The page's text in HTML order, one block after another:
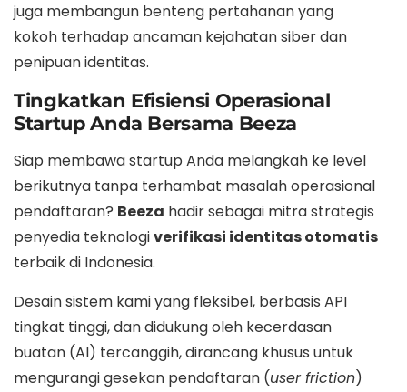
juga membangun benteng pertahanan yang
kokoh terhadap ancaman kejahatan siber dan
penipuan identitas.
Tingkatkan Efisiensi Operasional
Startup Anda Bersama Beeza
Siap membawa startup Anda melangkah ke level
berikutnya tanpa terhambat masalah operasional
pendaftaran? Beeza hadir sebagai mitra strategis
penyedia teknologiverifikasi identitas otomatis
terbaik di Indonesia.
Desain sistem kami yang fleksibel, berbasis API
tingkat tinggi, dan didukung oleh kecerdasan
buatan (AI) tercanggih, dirancang khusus untuk
mengurangi gesekan pendaftaran (user friction)